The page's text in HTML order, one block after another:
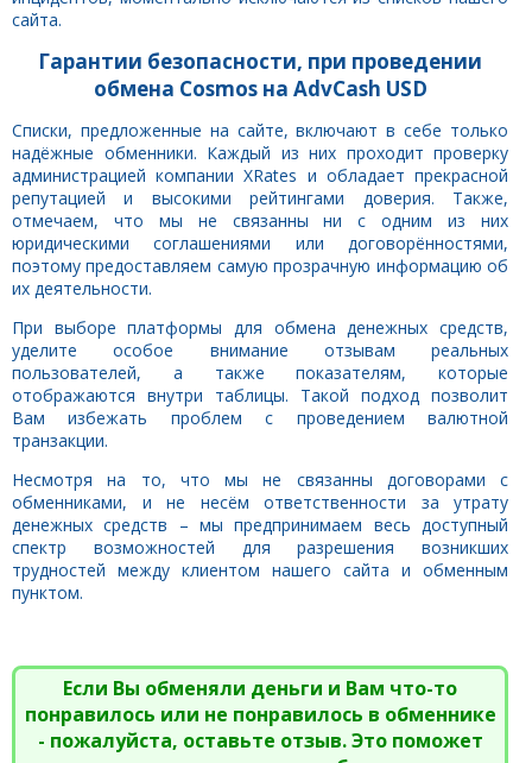
сайта.
Гарантии безопасности, при проведении
обмена Cosmos на AdvCash USD
Списки, предложенные на сайте, включают в себе только
надёжные обменники. Каждый из них проходит проверку
администрацией компании XRates и обладает прекрасной
репутацией и высокими рейтингами доверия. Также,
отмечаем, что мы не связанны ни с одним из них
юридическими соглашениями или договорённостями,
поэтому предоставляем самую прозрачную информацию об
их деятельности.
При выборе платформы для обмена денежных средств,
уделите особое внимание отзывам реальных
пользователей, а также показателям, которые
отображаются внутри таблицы. Такой подход позволит
Вам избежать проблем с проведением валютной
транзакции.
Несмотря на то, что мы не связанны договорами с
обменниками, и не несём ответственности за утрату
денежных средств – мы предпринимаем весь доступный
спектр возможностей для разрешения возникших
трудностей между клиентом нашего сайта и обменным
пунктом.
Если Вы обменяли деньги и Вам что-то
понравилось или не понравилось в обменнике
- пожалуйста, оставьте отзыв. Это поможет